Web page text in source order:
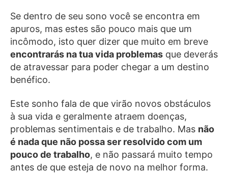
Se dentro de seu sono você se encontra em
apuros, mas estes são pouco mais que um
incômodo, isto quer dizer que muito em breve
encontrarás na tua vida problemas que deverás
de atravessar para poder chegar a um destino
benéfico.
Este sonho fala de que virão novos obstáculos
à sua vida e geralmente atraem doenças,
problemas sentimentais e de trabalho. Mas não
é nada que não possa ser resolvido com um
pouco de trabalho, e não passará muito tempo
antes de que esteja de novo na melhor forma.